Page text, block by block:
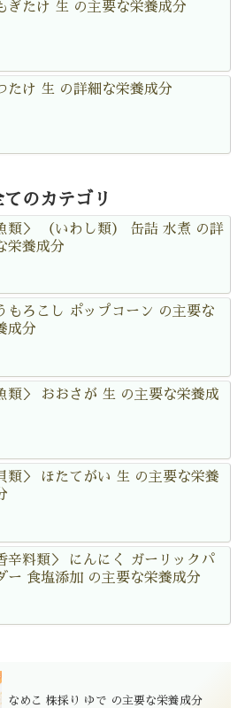
ぎたけ 生 の主要な栄養成分
たけ 生 の詳細な栄養成分
てのカテゴリ
類＞ （いわし類） 缶詰 水煮 の詳
栄養成分
もろこし ポップコーン の主要な
成分
類＞ おおさが 生 の主要な栄養成
類＞ ほたてがい 生 の主要な栄養
辛料類＞ にんにく ガーリックパ
ー 食塩添加 の主要な栄養成分
なめこ 株採り ゆで の主要な栄養成分